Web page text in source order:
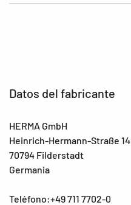
Datos del fabricante
HERMA GmbH
Heinrich-Hermann-Straße 14
70794 Filderstadt
Germania
Teléfono:+49 711 7702-0